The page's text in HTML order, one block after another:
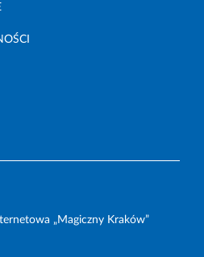
„Magiczny Kraków”